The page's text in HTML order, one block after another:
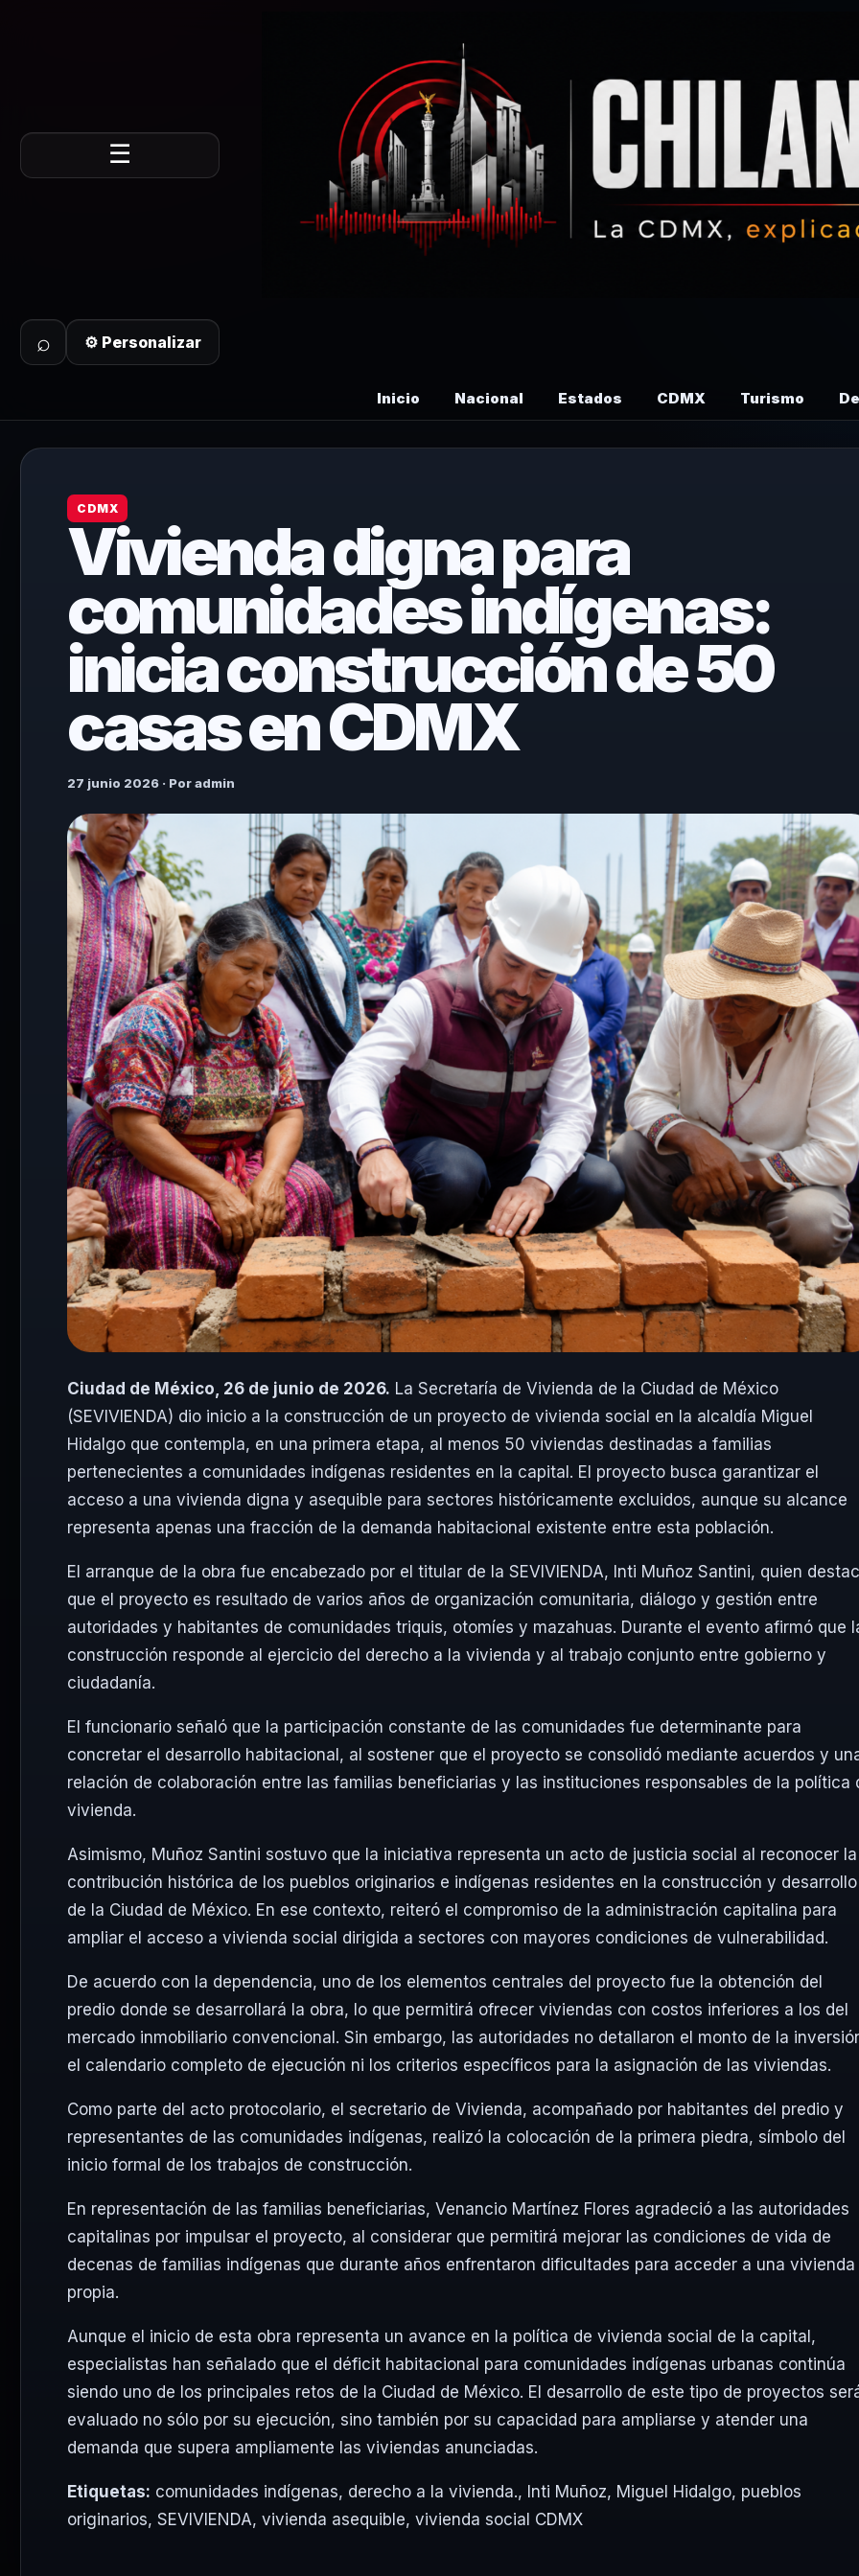
☰
⌕ ⚙ Personalizar
Inicio Nacional Estados CDMX Turismo
CDMX
Vivienda digna para
comunidades indígenas:
inicia construcción de 50
casas en CDMX
27 junio 2026 · Por admin
Ciudad de México, 26 de junio de 2026. La Secretaría de Vivienda de la Ciudad de México
(SEVIVIENDA) dio inicio a la construcción de un proyecto de vivienda social en la alcaldía Miguel
Hidalgo que contempla, en una primera etapa, al menos 50 viviendas destinadas a familias
pertenecientes a comunidades indígenas residentes en la capital. El proyecto busca garantizar el
acceso a una vivienda digna y asequible para sectores históricamente excluidos, aunque su alcance
representa apenas una fracción de la demanda habitacional existente entre esta población.
El arranque de la obra fue encabezado por el titular de la SEVIVIENDA, Inti Muñoz Santini, quien
que el proyecto es resultado de varios años de organización comunitaria, diálogo y gestión entre
autoridades y habitantes de comunidades triquis, otomíes y mazahuas. Durante el evento afirmó que
construcción responde al ejercicio del derecho a la vivienda y al trabajo conjunto entre gobierno y
ciudadanía.
El funcionario señaló que la participación constante de las comunidades fue determinante para
concretar el desarrollo habitacional, al sostener que el proyecto se consolidó mediante acuerdos y
relación de colaboración entre las familias beneficiarias y las instituciones responsables de la política
vivienda.
Asimismo, Muñoz Santini sostuvo que la iniciativa representa un acto de justicia social al reconocer la
contribución histórica de los pueblos originarios e indígenas residentes en la construcción y desarrollo
de la Ciudad de México. En ese contexto, reiteró el compromiso de la administración capitalina para
ampliar el acceso a vivienda social dirigida a sectores con mayores condiciones de vulnerabilidad.
De acuerdo con la dependencia, uno de los elementos centrales del proyecto fue la obtención del
predio donde se desarrollará la obra, lo que permitirá ofrecer viviendas con costos inferiores a los del
mercado inmobiliario convencional. Sin embargo, las autoridades no detallaron el monto de la
el calendario completo de ejecución ni los criterios específicos para la asignación de las viviendas.
Como parte del acto protocolario, el secretario de Vivienda, acompañado por habitantes del predio y
representantes de las comunidades indígenas, realizó la colocación de la primera piedra, símbolo del
inicio formal de los trabajos de construcción.
En representación de las familias beneficiarias, Venancio Martínez Flores agradeció a las autoridades
capitalinas por impulsar el proyecto, al considerar que permitirá mejorar las condiciones de vida de
decenas de familias indígenas que durante años enfrentaron dificultades para acceder a una vivienda
propia.
Aunque el inicio de esta obra representa un avance en la política de vivienda social de la capital,
especialistas han señalado que el déficit habitacional para comunidades indígenas urbanas continúa
siendo uno de los principales retos de la Ciudad de México. El desarrollo de este tipo de proyectos
evaluado no sólo por su ejecución, sino también por su capacidad para ampliarse y atender una
demanda que supera ampliamente las viviendas anunciadas.
Etiquetas: comunidades indígenas, derecho a la vivienda., Inti Muñoz, Miguel Hidalgo, pueblos
originarios, SEVIVIENDA, vivienda asequible, vivienda social CDMX